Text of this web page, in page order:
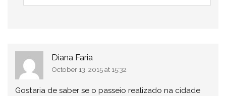
Diana Faria
October 13, 2015 at 15:32
Gostaria de saber se o passeio realizado na cidade